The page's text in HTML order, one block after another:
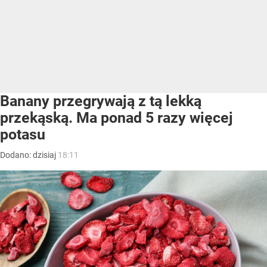
Banany przegrywają z tą lekką
przekąską. Ma ponad 5 razy więcej
potasu
Dodano:dzisiaj 18:11